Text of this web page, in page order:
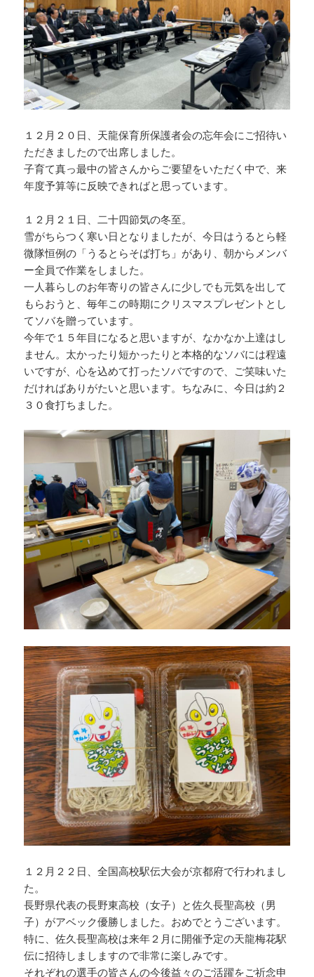
１２月２０日、天龍保育所保護者会の忘年会にご招待い
ただきましたので出席しました。
子育て真っ最中の皆さんからご要望をいただく中で、来
年度予算等に反映できればと思っています。
１２月２１日、二十四節気の冬至。
雪がちらつく寒い日となりましたが、今日はうるとら軽
微隊恒例の「うるとらそば打ち」があり、朝からメンバ
ー全員で作業をしました。
一人暮らしのお年寄りの皆さんに少しでも元気を出して
もらおうと、毎年この時期にクリスマスプレゼントとし
てソバを贈っています。
今年で１５年目になると思いますが、なかなか上達はし
ません。太かったり短かったりと本格的なソバには程遠
いですが、心を込めて打ったソバですので、ご笑味いた
だければありがたいと思います。ちなみに、今日は約２
３０食打ちました。
１２月２２日、全国高校駅伝大会が京都府で行われまし
た。
長野県代表の長野東高校（女子）と佐久長聖高校（男
子）がアベック優勝しました。おめでとうございます。
特に、佐久長聖高校は来年２月に開催予定の天龍梅花駅
伝に招待しましますので非常に楽しみです。
それぞれの選手の皆さんの今後益々のご活躍をご祈念申